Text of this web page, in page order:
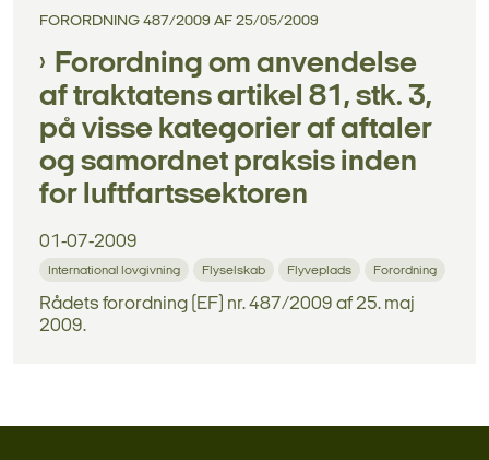
FORORDNING 487/2009 AF 25/05/2009
Forordning om anvendelse
af traktatens artikel 81, stk. 3,
på visse kategorier af aftaler
og samordnet praksis inden
for luftfartssektoren
01-07-2009
International lovgivning Flyselskab Flyveplads Forordning
Rådets forordning (EF) nr. 487/2009 af 25. maj
2009.